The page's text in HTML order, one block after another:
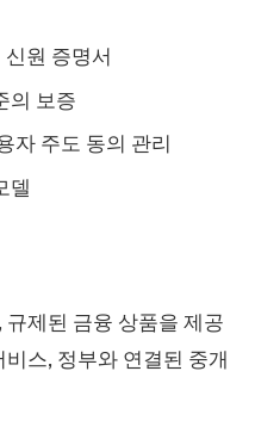
원 증명서
의 보증
자 주도 동의 관리
델
제된 금융 상품을 제공
스, 정부와 연결된 중개